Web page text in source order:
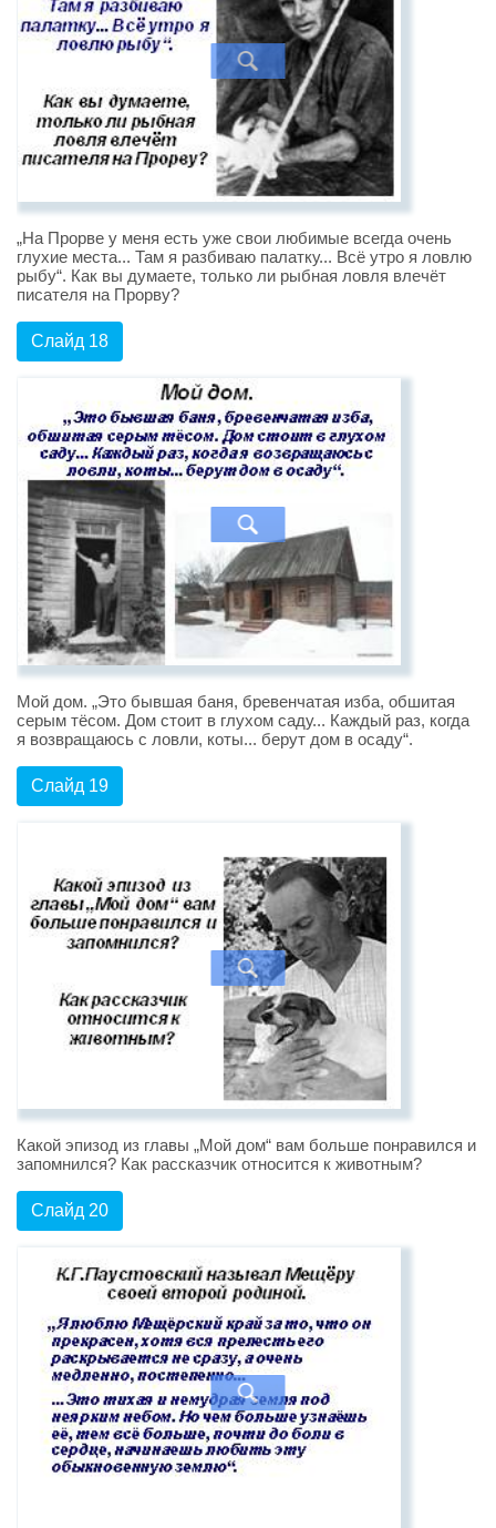
„На Прорве у меня есть уже свои любимые всегда очень
глухие места... Там я разбиваю палатку... Всё утро я ловлю
рыбу“. Как вы думаете, только ли рыбная ловля влечёт
писателя на Прорву?
Слайд 18
Мой дом. „Это бывшая баня, бревенчатая изба, обшитая
серым тёсом. Дом стоит в глухом саду... Каждый раз, когда
я возвращаюсь с ловли, коты... берут дом в осаду“.
Слайд 19
Какой эпизод из главы „Мой дом“ вам больше понравился и
запомнился? Как рассказчик относится к животным?
Слайд 20